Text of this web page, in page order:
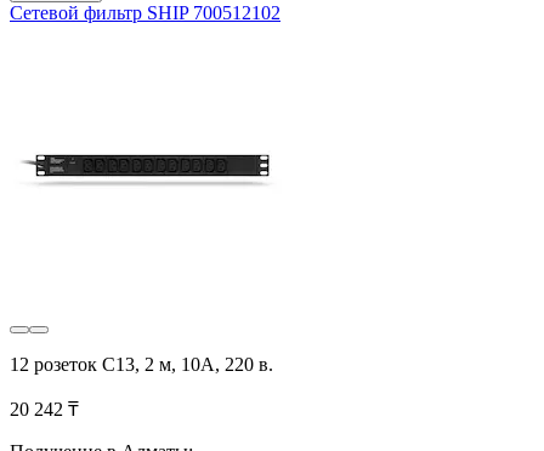
Сетевой фильтр SHIP 700512102
12 розеток C13, 2 м, 10A, 220 в.
20 242 ₸